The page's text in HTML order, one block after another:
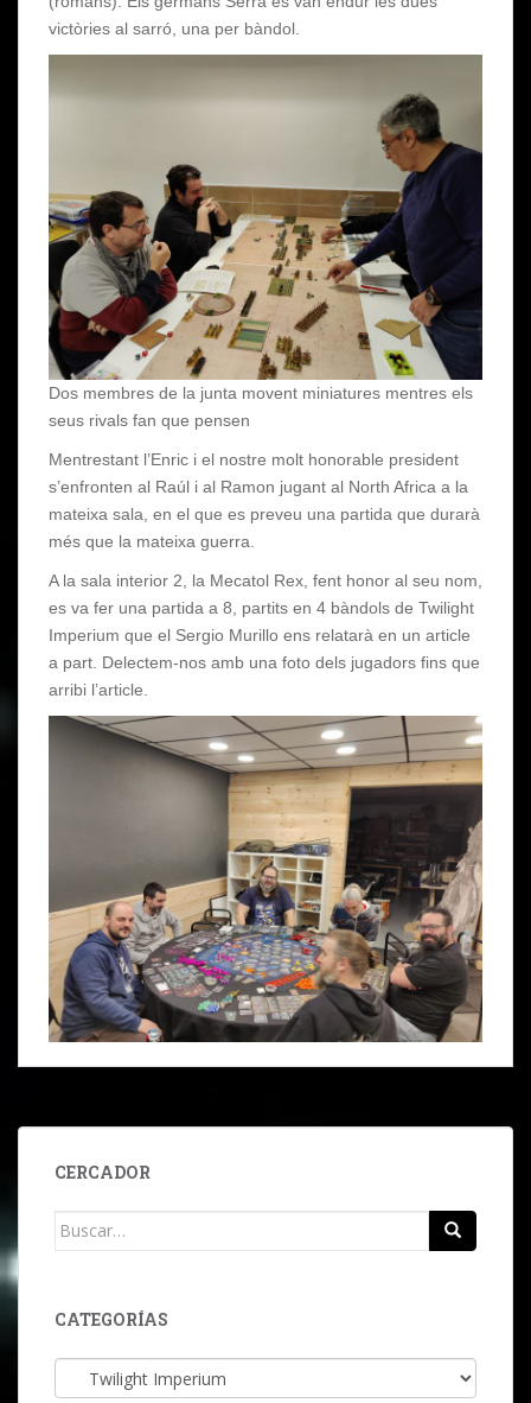
victòries al sarró, una per bàndol.
Dos membres de la junta movent miniatures mentres els
seus rivals fan que pensen
Mentrestant l’Enric i el nostre molt honorable president
s’enfronten al Raúl i al Ramon jugant al North Africa a la
mateixa sala, en el que es preveu una partida que durarà
més que la mateixa guerra.
A la sala interior 2, la Mecatol Rex, fent honor al seu nom,
es va fer una partida a 8, partits en 4 bàndols de Twilight
Imperium que el Sergio Murillo ens relatarà en un article
a part. Delectem-nos amb una foto dels jugadors fins que
arribi l’article.
CERCADOR
Buscar:
CATEGORÍAS
Categorías